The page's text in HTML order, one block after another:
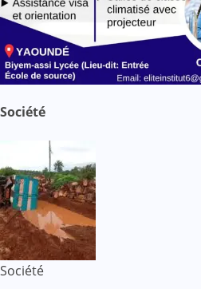
Société
Société